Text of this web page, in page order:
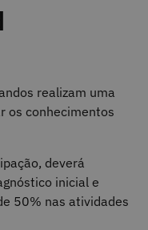
realizam uma
os conhecimentos
deverá
inicial e
50% nas atividades